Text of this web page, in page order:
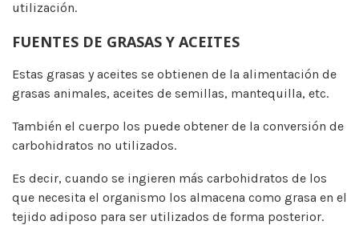
utilización.
FUENTES DE GRASAS Y ACEITES
Estas grasas y aceites se obtienen de la alimentación de
grasas animales, aceites de semillas, mantequilla, etc.
También el cuerpo los puede obtener de la conversión de
carbohidratos no utilizados.
Es decir, cuando se ingieren más carbohidratos de los
que necesita el organismo los almacena como grasa en el
tejido adiposo para ser utilizados de forma posterior.